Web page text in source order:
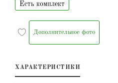
Есть комплект
Дополнительное фото
ХАРАКТЕРИСТИКИ